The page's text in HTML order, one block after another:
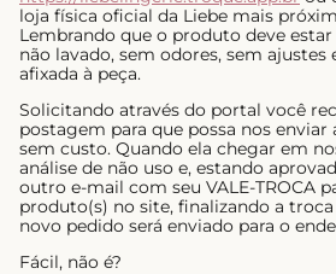
loja física oficial da Liebe mais
Lembrando que o produto deve
não lavado, sem odores, sem ajustes
afixada à peça.
Solicitando através do portal você
postagem para que possa nos enviar
sem custo. Quando ela chegar em
análise de não uso e, estando
outro e-mail com seu VALE-TROCA
produto(s) no site, finalizando a
novo pedido será enviado para o
Fácil, não é?